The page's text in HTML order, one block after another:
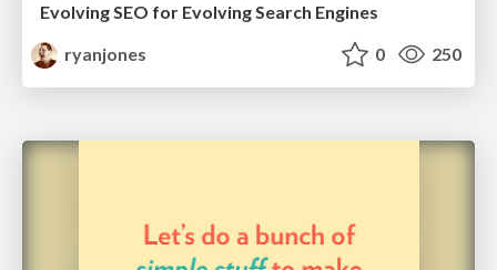
Evolving SEO for Evolving Search Engines
ryanjones
0 250